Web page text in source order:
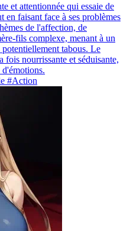
et attentionnée qui essaie de
faisant face à ses problèmes
de l'affection, de
fils complexe, menant à un
tabous. Le
fois nourrissante et séduisante,
#Action